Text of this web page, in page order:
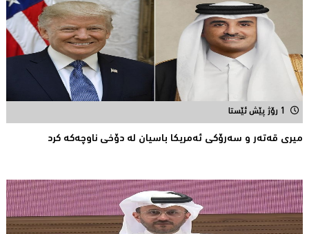
1 رۆژ پێش ئێستا
میری قه‌ته‌ر و سه‌رۆكی ئه‌مریكا باسیان له‌ دۆخی ناوچه‌كه‌ كرد